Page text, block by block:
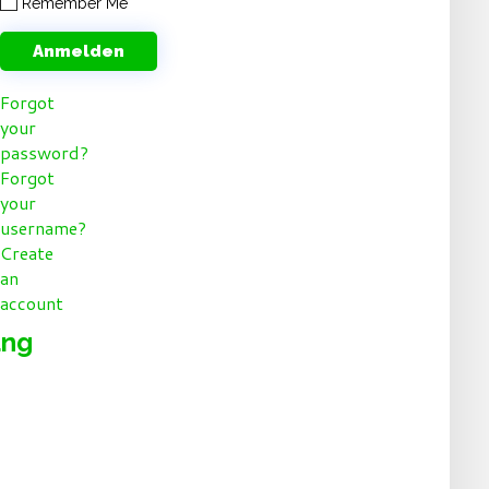
Forgot
your
password?
Forgot
your
username?
Create
an
account